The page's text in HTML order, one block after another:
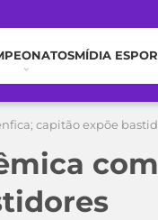
MÍDIA
capitão expõe